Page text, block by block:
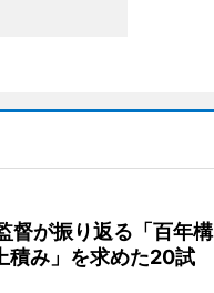
督が振り返る「百年構
積み」を求めた20試